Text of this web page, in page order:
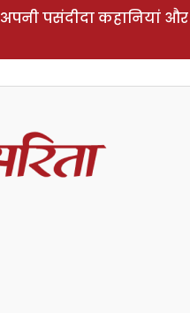
अपनी पसंदीदा कहानियां